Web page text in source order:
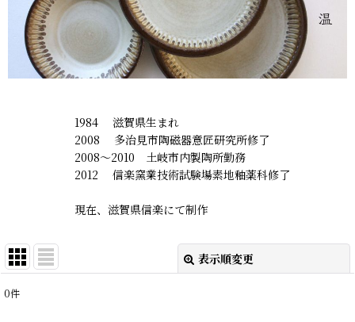
1984 滋賀県生まれ
2008 多治見市陶磁器意匠研究所修了
2008〜2010 土岐市内製陶所勤務
2012 信楽窯業技術試験場素地釉薬科修了
現在、滋賀県信楽にて制作
表示順変更
表示数
0件